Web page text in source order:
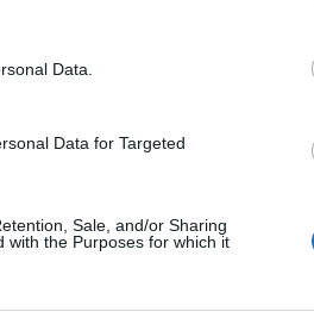
Data.
Data for Targeted
Sale, and/or Sharing
with the Purposes for which it
τη νίκη είναι η ενότητα,
που είναι η Νέα
σχέδιο και διάλογο, όλοι
λόγο για ένα έναν πλατύ